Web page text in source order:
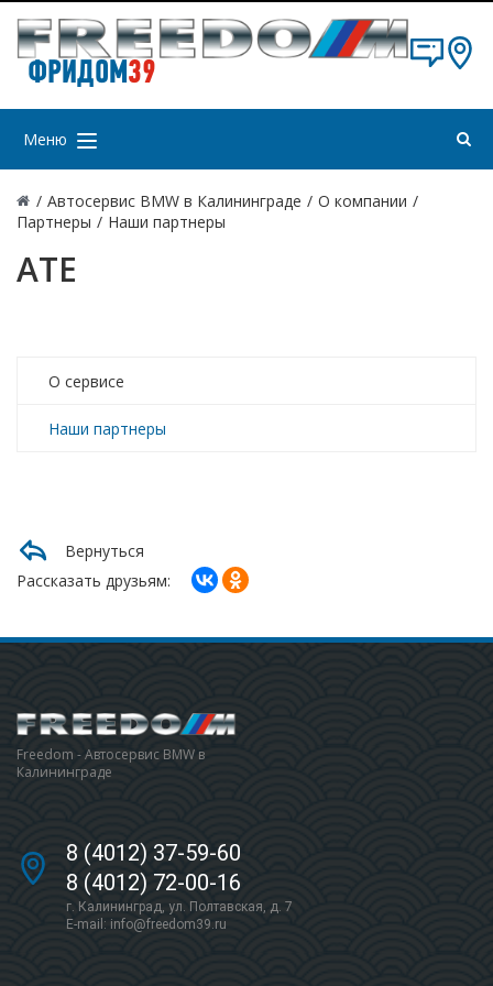
ФРИДОМ39
Меню
/ Автосервис BMW в Калининграде / О компании /
Партнеры / Наши партнеры
ATE
О сервисе
Наши партнеры
Вернуться
Рассказать друзьям:
Freedom - Автосервис BMW в
Калининграде
8 (4012) 37-59-60
8 (4012) 72-00-16
г. Калининград, ул. Полтавская, д. 7
E-mail: info@freedom39.ru